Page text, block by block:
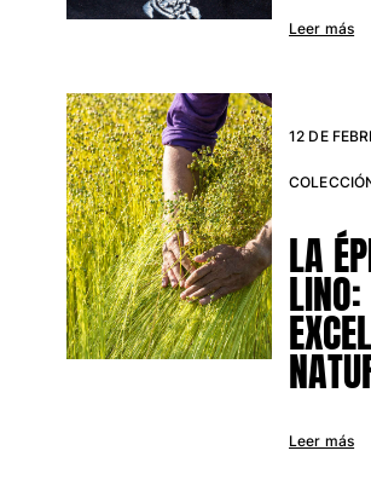
Leer más
12 DE
LA
LINO:
Leer más